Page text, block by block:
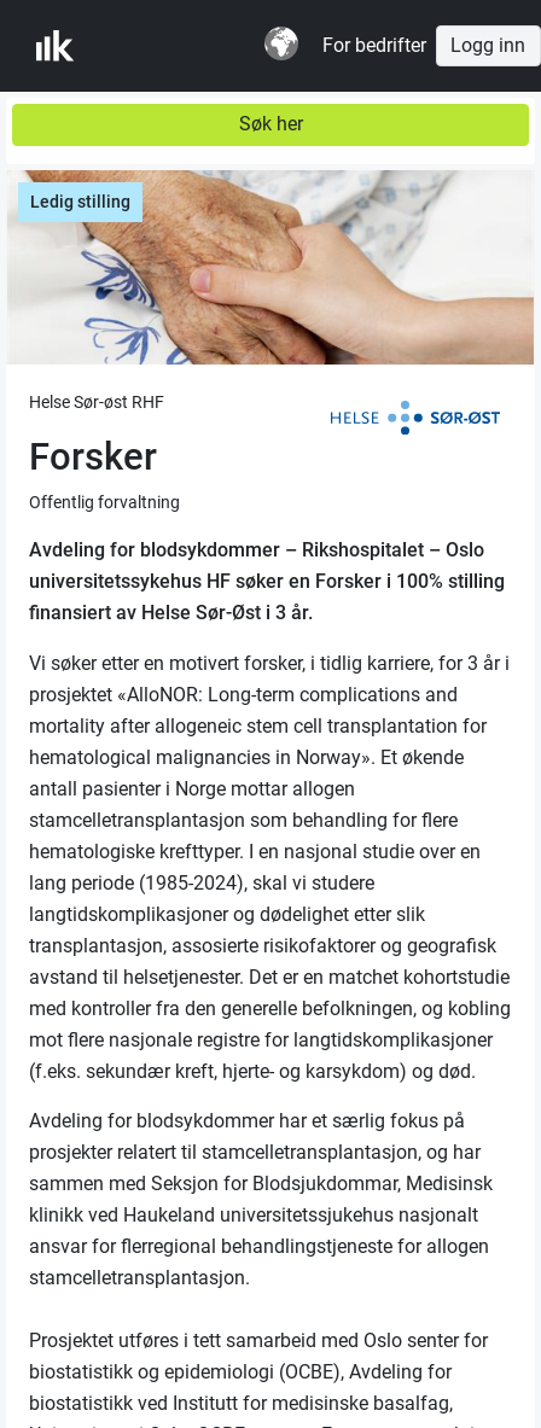
For bedrifter Logg inn
Søk her
Ledig stilling
Helse Sør-øst RHF
Forsker
Offentlig forvaltning
Avdeling for blodsykdommer – Rikshospitalet – Oslo
universitetssykehus HF søker en Forsker i 100% stilling
finansiert av Helse Sør-Øst i 3 år.
Vi søker etter en motivert forsker, i tidlig karriere, for 3 år i
prosjektet «AlloNOR: Long-term complications and
mortality after allogeneic stem cell transplantation for
hematological malignancies in Norway». Et økende
antall pasienter i Norge mottar allogen
stamcelletransplantasjon som behandling for flere
hematologiske krefttyper. I en nasjonal studie over en
lang periode (1985-2024), skal vi studere
langtidskomplikasjoner og dødelighet etter slik
transplantasjon, assosierte risikofaktorer og geografisk
avstand til helsetjenester. Det er en matchet kohortstudie
med kontroller fra den generelle befolkningen, og kobling
mot flere nasjonale registre for langtidskomplikasjoner
(f.eks. sekundær kreft, hjerte- og karsykdom) og død.
Avdeling for blodsykdommer har et særlig fokus på
prosjekter relatert til stamcelletransplantasjon, og har
sammen med Seksjon for Blodsjukdommar, Medisinsk
klinikk ved Haukeland universitetssjukehus nasjonalt
ansvar for flerregional behandlingstjeneste for allogen
stamcelletransplantasjon.
Prosjektet utføres i tett samarbeid med Oslo senter for
biostatistikk og epidemiologi (OCBE), Avdeling for
biostatistikk ved Institutt for medisinske basalfag,